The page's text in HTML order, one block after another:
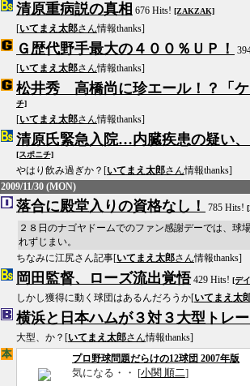
清原重病説の真相 676 Hits! [ZAKZAK]
[いてまえ太郎さん情報thanks]
Ｇ歴代野手最大の４００％ＵＰ！
[いてまえ太郎さん情報thanks]
松井秀 高橋尚に珍エール！？「
チ]
[いてまえ太郎さん情報thanks]
清原氏緊急入院…内臓疾患の疑い
[スポニチ]
やはり飲み過ぎか？[いてまえ太郎さん情報thanks]
2009/11/30 (MON)
落合に殿堂入りの資格なし！ 785 Hits!
２８日のナゴヤドームでのファン感謝デーでは、球
れずじまい。
ちなみに江尻さん記事[いてまえ太郎さん情報thanks]
岡田監督、ローズ流出覚悟429 Hits! [デ
しかし獲得に動く球団はあるんだろうか[いてまえ太
横浜と日本ハムが３対３大型トレ
大型、か？[いてまえ太郎さん情報thanks]
プロ野球問題だらけの12球団 2007年版
気になる・・ [小関 順二]